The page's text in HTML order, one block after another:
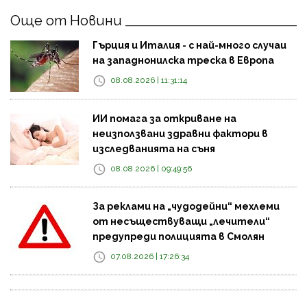
Още от Новини
Гърция и Италия - с най-много случаи
на западнонилска треска в Европа
08.08.2026 | 11:31:14
ИИ помага за откриване на
неизползвани здравни фактори в
изследванията на съня
08.08.2026 | 09:49:56
За реклами на „чудодейни“ мехлеми
от несъществуващи „лечители“
предупреди полицията в Смолян
07.08.2026 | 17:26:34